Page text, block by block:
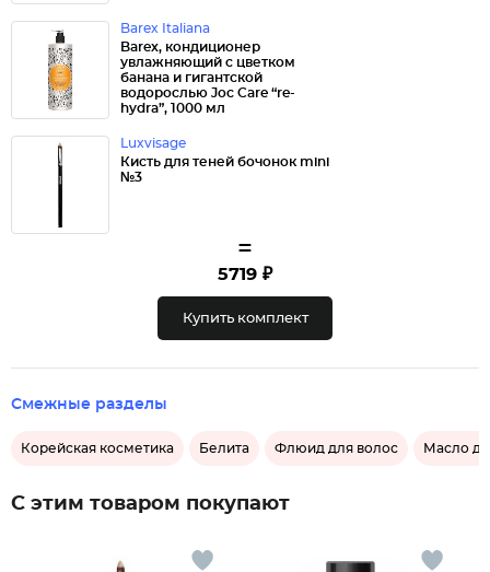
Barex Italiana
Barex, кондиционер
увлажняющий с цветком
банана и гигантской
водорослью Joc Care “re-
hydra”, 1000 мл
Luxvisage
Кисть для теней бочонок mini
№3
=
5719 ₽
Купить комплект
Смежные разделы
Корейская косметика Белита Флюид для волос Масло
С этим товаром покупают